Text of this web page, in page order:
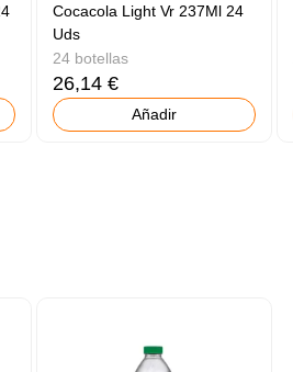
Cocacola Light Vr 237Ml 24
Uds
24 botellas
26,14 €
Añadir